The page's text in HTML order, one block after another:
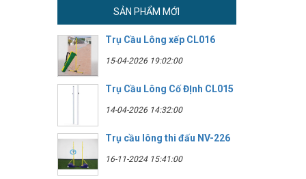
SẢN PHẨM MỚI
Trụ Cầu Lông xếp CL016
15-04-2026 19:02:00
Trụ Cầu Lông Cố ĐỊnh CL015
14-04-2026 14:32:00
Trụ cầu lông thi đấu NV-226
16-11-2024 15:41:00